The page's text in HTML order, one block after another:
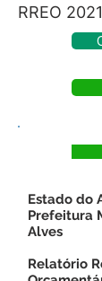
RREO
Estado do
Prefeitura
Alves
Relatório